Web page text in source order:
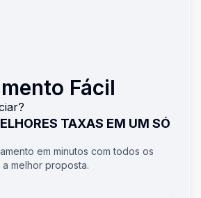
Fácil
TAXAS EM UM SÓ
em minutos com todos os
melhor proposta.